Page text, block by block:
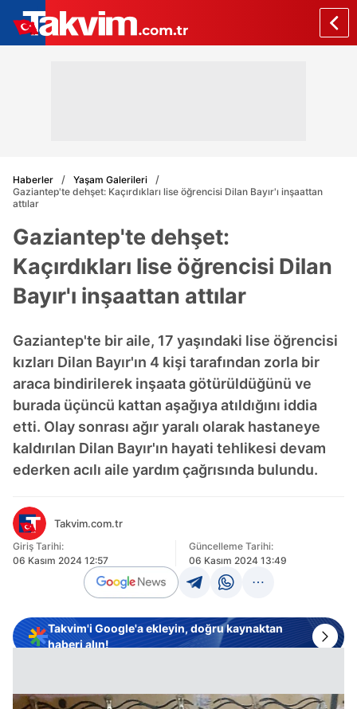
Haberler
Yaşam Galerileri
Gaziantep'te dehşet: Kaçırdıkları lise öğrencisi Dilan Bayır'ı inşaattan
attılar
Gaziantep'te dehşet:
Kaçırdıkları lise öğrencisi Dilan
Bayır'ı inşaattan attılar
Gaziantep'te bir aile, 17 yaşındaki lise öğrencisi
kızları Dilan Bayır'ın 4 kişi tarafından zorla bir
araca bindirilerek inşaata götürüldüğünü ve
burada üçüncü kattan aşağıya atıldığını iddia
etti. Olay sonrası ağır yaralı olarak hastaneye
kaldırılan Dilan Bayır'ın hayati tehlikesi devam
ederken acılı aile yardım çağrısında bulundu.
Takvim.com.tr
Giriş Tarihi:
06 Kasım 2024 12:57
Güncelleme Tarihi:
06 Kasım 2024 13:49
Takvim'i Google'a ekleyin, doğru kaynaktan
haberi alın!